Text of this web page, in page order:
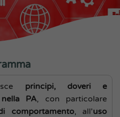
principi, doveri e
PA, con particolare
comportamento, all'uso